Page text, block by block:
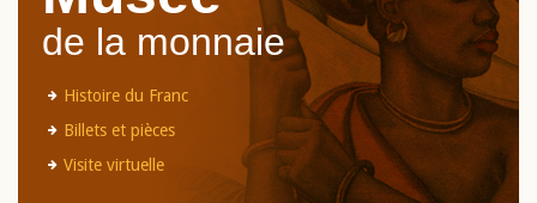
de la monnaie
Histoire du Franc
Billets et pièces
Visite virtuelle